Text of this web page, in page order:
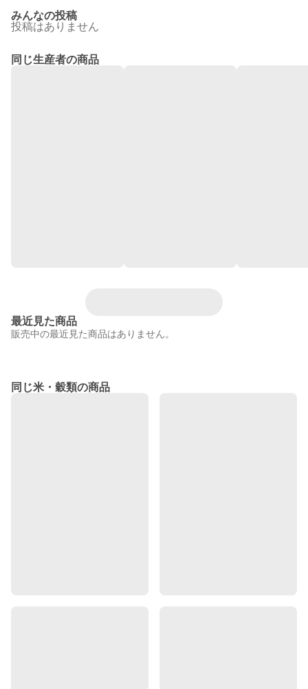
みんなの投稿
投稿はありません
同じ生産者の商品
最近見た商品
販売中の最近見た商品はありません。
同じ米・穀類の商品